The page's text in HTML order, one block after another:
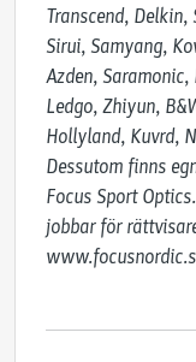
Transcend,
Sirui, Samyang,
Azden,
Ledgo, Zhiyun,
Hollyland, Kuvrd,
Dessutom finns
Focus Sport
jobbar för